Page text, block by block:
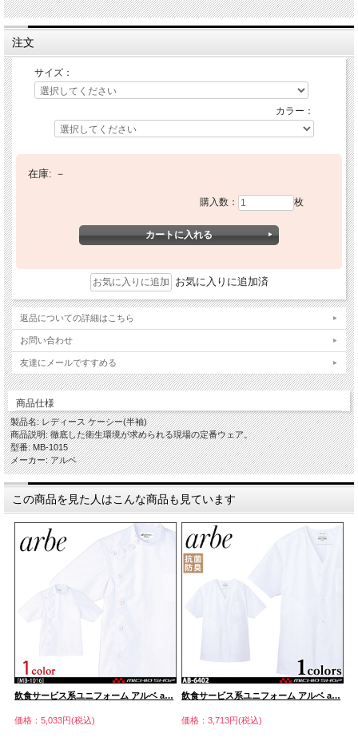
注文
サイズ：
カラー：
在庫: －
購入数： 枚
お気に入りに追加済
返品についての詳細はこちら
お問い合わせ
友達にメールですすめる
商品仕様
製品名: レディース ケーシー(半袖)
商品説明: 徹底した衛生環境が求められる現場の定番ウェア。
型番: MB-1015
メーカー: アルベ
この商品を見た人はこんな商品も見ています
飲食サービス系ユニフォーム アルベ a…
価格：5,033円(税込)
飲食サービス系ユニフォーム アルベ a…
価格：3,713円(税込)